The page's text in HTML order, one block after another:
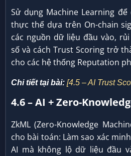
Sử dụng Machine Learning
thực thể dựa trên On-chain
các nguồn dữ liệu đầu vào,
số và cách Trust Scoring trở
cho các hệ thống Reputation
Chi tiết tại bài: [4.5 – AI Trust
4.6 – AI + Zero-
ZkML (Zero-Knowledge
cho bài toán: Làm sao xác
AI mà không lộ dữ liệu đầu